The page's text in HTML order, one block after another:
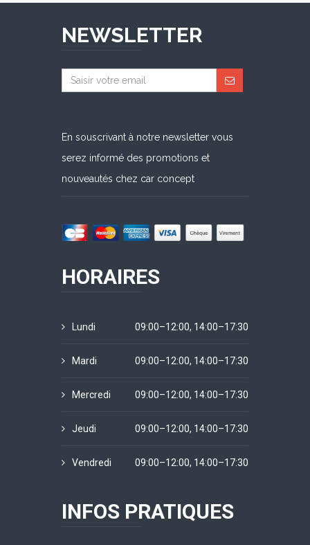
NEWSLETTER
En souscrivant à notre newsletter vous
serez informé des promotions et
nouveautés chez car concept
HORAIRES
Lundi 09:00–12:00, 14:00–17:30
Mardi 09:00–12:00, 14:00–17:30
Mercredi 09:00–12:00, 14:00–17:30
Jeudi 09:00–12:00, 14:00–17:30
Vendredi 09:00–12:00, 14:00–17:30
INFOS PRATIQUES